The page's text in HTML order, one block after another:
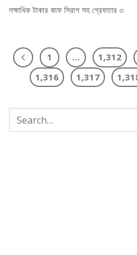
লক্ষাধিক টাকার কাফ সিরাপ সহ গ্রেফতার ৩
1 … 1,312
1,316
1,317